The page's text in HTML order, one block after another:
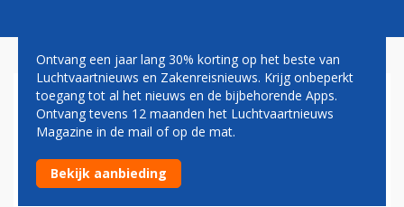
TEKORT AAN BRANDSTOF OP
LUCHTHAVENS IN WESTEN
VS
Ontvang een jaar lang 30% korting op het beste van
Luchtvaartnieuws en Zakenreisnieuws. Krijg onbeperkt
toegang tot al het nieuws en de bijbehorende Apps.
Ontvang tevens 12 maanden het Luchtvaartnieuws
Magazine in de mail of op de mat.
Bekijk aanbieding